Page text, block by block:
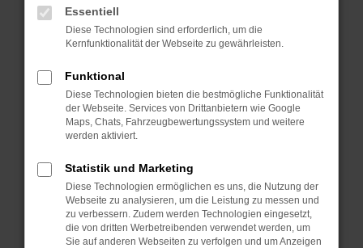
können das Laden bestimmter Seiten
verhindern. Funktioniert die Seite in einem
anderen Browser oder in einem privaten
Starte dein Gerät neu.
Das kann manchmal helfen, vorübergehende
Probleme zu beheben.
Betriebssystem auf dem neuesten Stand
sind.
Veraltete Software birgt nicht nur ein
Sicherheitsrisiko, sondern kann auch dazu
führen, dass bestimmte Funktionen nicht mehr
Essentiell
Diese Technologien sind erforderlich, um die
Kernfunktionalität der Webseite zu gewährleisten.
Funktional
Diese Technologien bieten die bestmögliche Funktionalität
der Webseite. Services von Drittanbietern wie Google
Maps, Chats, Fahrzeugbewertungssystem und weitere
werden aktiviert.
Statistik und Marketing
Diese Technologien ermöglichen es uns, die Nutzung der
Webseite zu analysieren, um die Leistung zu messen und
zu verbessern. Zudem werden Technologien eingesetzt,
die von dritten Werbetreibenden verwendet werden, um
Sie auf anderen Webseiten zu verfolgen und um Anzeigen